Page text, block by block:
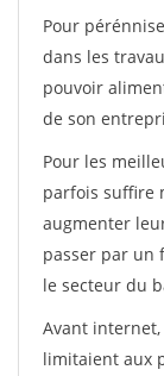
Pour
dans les
pouvoir
de son
Pour les
parfois suffire
augmenter
passer par un
le secteur du
Avant
limitaient aux